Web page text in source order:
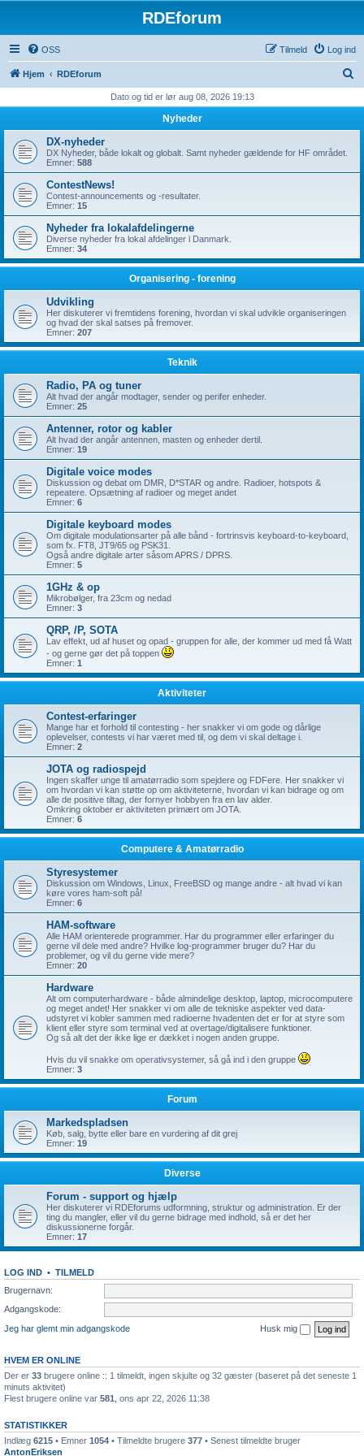
RDEforum
OSS Log ind
Tilmeld
Hjem RDEforum
Dato og tid er lør aug 08, 2026 19:13
Nyheder
DX-nyheder
DX Nyheder, både lokalt og globalt. Samt nyheder gældende for HF området.
Emner: 588
ContestNews!
Contest-announcements og -resultater.
Emner: 15
Nyheder fra lokalafdelingerne
Diverse nyheder fra lokal afdelinger i Danmark.
Emner: 34
Organisering - forening
Udvikling
Her diskuterer vi fremtidens forening, hvordan vi skal udvikle organiseringen
og hvad der skal satses på fremover.
Emner: 207
Teknik
Radio, PA og tuner
Alt hvad der angår modtager, sender og perifer enheder.
Emner: 25
Antenner, rotor og kabler
Alt hvad der angår antennen, masten og enheder dertil.
Emner: 19
Digitale voice modes
Diskussion og debat om DMR, D*STAR og andre. Radioer, hotspots &
repeatere. Opsætning af radioer og meget andet
Emner: 6
Digitale keyboard modes
Om digitale modulationsarter på alle bånd - fortrinsvis keyboard-to-keyboard,
som fx. FT8, JT9/65 og PSK31.
Også andre digitale arter såsom APRS / DPRS.
Emner: 5
1GHz & op
Mikrobølger, fra 23cm og nedad
Emner: 3
QRP, /P, SOTA
Lav effekt, ud af huset og opad - gruppen for alle, der kommer ud med få Watt
- og gerne gør det på toppen
Emner: 1
Aktiviteter
Contest-erfaringer
Mange har et forhold til contesting - her snakker vi om gode og dårlige
oplevelser, contests vi har været med til, og dem vi skal deltage i.
Emner: 2
JOTA og radiospejd
Ingen skaffer unge til amatørradio som spejdere og FDFere. Her snakker vi
om hvordan vi kan støtte op om aktiviteterne, hvordan vi kan bidrage og om
alle de positive tiltag, der fornyer hobbyen fra en lav alder.
Omkring oktober er aktiviteten primært om JOTA.
Emner: 6
Computere & Amatørradio
Styresystemer
Diskussion om Windows, Linux, FreeBSD og mange andre - alt hvad vi kan
køre vores ham-soft på!
Emner: 6
HAM-software
Alle HAM orienterede programmer. Har du programmer eller erfaringer du
gerne vil dele med andre? Hvilke log-programmer bruger du? Har du
problemer, og vil du gerne vide mere?
Emner: 20
Hardware
Alt om computerhardware - både almindelige desktop, laptop, microcomputere
og meget andet! Her snakker vi om alle de tekniske aspekter ved data-
udstyret vi kobler sammen med radioerne hvadenten det er for at styre som
klient eller styre som terminal ved at overtage/digitalisere funktioner.
Og så alt det der ikke lige er dækket i nogen anden gruppe.
Hvis du vil snakke om operativsystemer, så gå ind i den gruppe
Emner: 3
Forum
Markedspladsen
Køb, salg, bytte eller bare en vurdering af dit grej
Emner: 19
Diverse
Forum - support og hjælp
Her diskuterer vi RDEforums udformning, struktur og administration. Er der
ting du mangler, eller vil du gerne bidrage med indhold, så er det her
diskussionerne forgår.
Emner: 17
LOG IND • TILMELD
Brugernavn:
Adgangskode:
Jeg har glemt min adgangskode
Husk mig
HVEM ER ONLINE
Der er 33 brugere online :: 1 tilmeldt, ingen skjulte og 32 gæster (baseret på det seneste 1
minuts aktivitet)
Flest brugere online var 581 , ons apr 22, 2026 11:38
STATISTIKKER
Indlæg 6215 • Emner 1054 • Tilmeldte brugere 377 • Senest tilmeldte bruger
AntonEriksen